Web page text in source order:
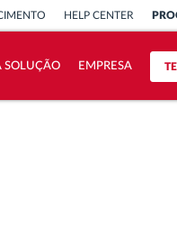
HELP CENTER
SOLUÇÃO EMPRESA